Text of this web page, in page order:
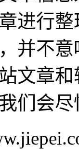
进行
并不
文章
们会